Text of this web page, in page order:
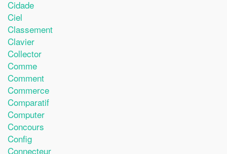
Cidade
Ciel
Classement
Clavier
Collector
Comme
Comment
Commerce
Comparatif
Computer
Concours
Config
Connecteur